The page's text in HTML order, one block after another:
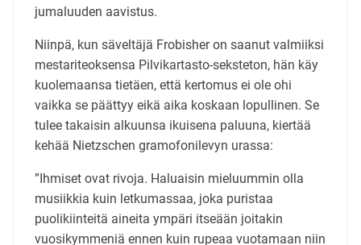
jumaluuden aavistus.
Niinpä, kun säveltäjä Frobisher on saanut valmiiksi
mestariteoksensa Pilvikartasto-seksteton, hän käy
kuolemaansa tietäen, että kertomus ei ole ohi
vaikka se päättyy eikä aika koskaan lopullinen. Se
tulee takaisin alkuunsa ikuisena paluuna, kiertää
kehää Nietzschen gramofonilevyn urassa:
”Ihmiset ovat rivoja. Haluaisin mieluummin olla
musiikkia kuin letkumassaa, joka puristaa
puolikiinteitä aineita ympäri itseään joitakin
vuosikymmeniä ennen kuin rupeaa vuotamaan niin